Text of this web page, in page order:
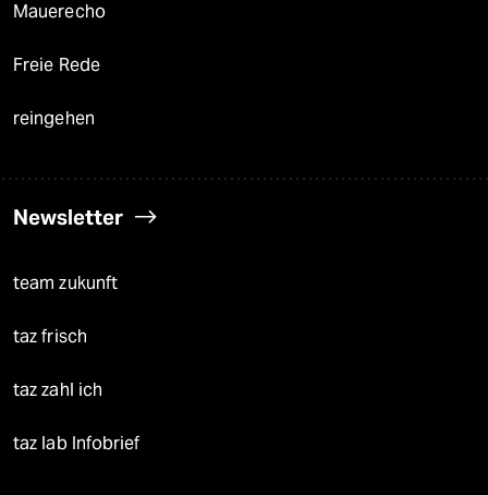
Mauerecho
Freie Rede
reingehen
Newsletter
team zukunft
taz frisch
taz zahl ich
taz lab Infobrief